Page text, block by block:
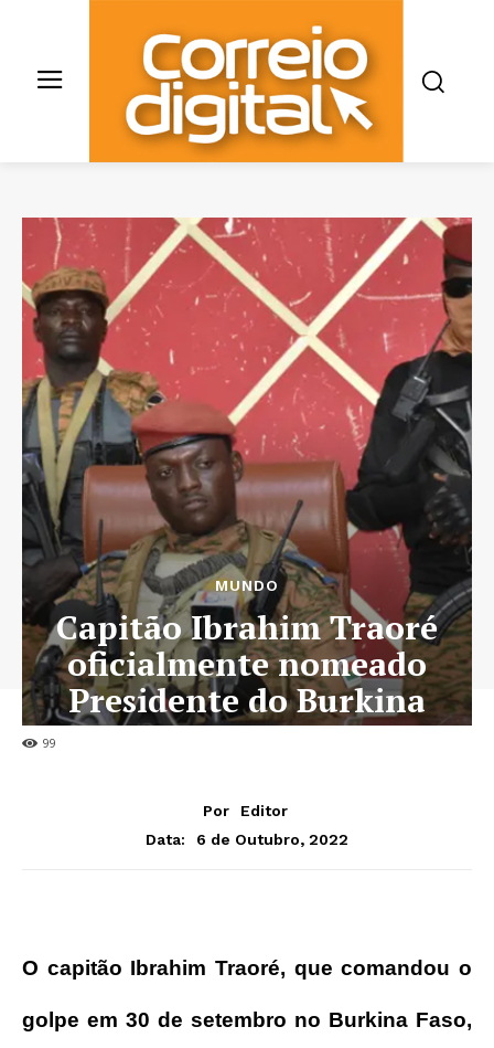
99
MUNDO
Capitão Ibrahim Traoré
oficialmente nomeado
Presidente do Burkina
Faso
Por
Editor
Data:
6 de Outubro, 2022
O capitão Ibrahim Traoré, que comandou o
golpe em 30 de setembro no Burkina Faso,